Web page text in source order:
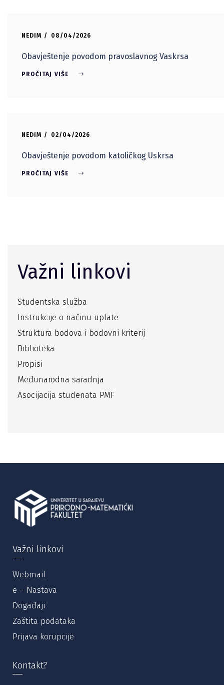
NEDIM 08/04/2026
Obavještenje povodom pravoslavnog Vaskrsa
PROČITAJ VIŠE
NEDIM 02/04/2026
Obavještenje povodom katoličkog Uskrsa
PROČITAJ VIŠE
Važni linkovi
Studentska služba
Instrukcije o načinu uplate
Struktura bodova i bodovni kriterij
Biblioteka
Propisi
Međunarodna saradnja
Asocijacija studenata PMF
Važni linkovi
Webmail
e – Nastava
Događaji
Zaštita podataka
Prijava korupcije
Kontakt?